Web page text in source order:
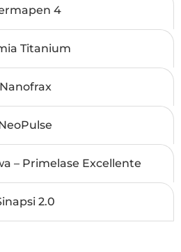
Bloomea Paris, Dermapen 4,
za pomocą urządzenia
doskonałe rezultaty w
do piękna
pozwalają na
zabiegów, które
trwałej depilacji. To
dla tych, którzy pragną
4
Titanium
Nanofrax
– Primelase Excellente
2.0